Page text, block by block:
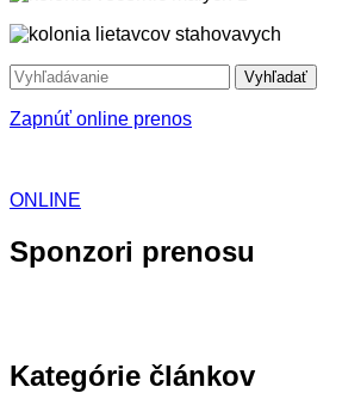
Vyhľadať
Zapnúť online prenos
ONLINE
Sponzori prenosu
Kategórie článkov